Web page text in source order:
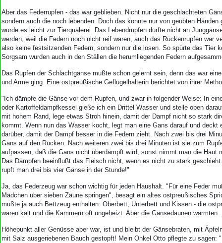
Aber das Federrupfen - das war geblieben. Nicht nur die geschlachteten
sondern auch die noch lebenden. Doch das konnte nur von geübten Händen
wurde es leicht zur Tierquälerei. Das Lebendrupfen durfte nicht an
werden, weil die Federn noch nicht reif waren, auch das Rückenrupfen war
also keine festsitzenden Federn, sondern nur die losen. So spürte das Tier
Sorgsam wurden auch in den Ställen die herumliegenden Federn
Das Rupfen der Schlachtgänse mußte schon gelernt sein, denn das war
und Arme ging. Eine ostpreußische Geflügelhalterin berichtet von ihrer
"Ich dämpfe die Gänse vor dem Rupfen, und zwar in folgender Weise: In
oder Kartoffeldampfkessel gieße ich ein Drittel Wasser und stelle oben
mit hohem Rand, lege etwas Stroh hinein, damit der Dampf nicht so stark
kommt. Wenn nun das Wasser kocht, legt man eine Gans darauf und deckt
darüber, damit der Dampf besser in die Federn zieht. Nach zwei bis drei
Gans auf den Rücken. Nach weiteren zwei bis drei Minuten ist sie zum
aufpassen, daß die Gans nicht überdämpft wird, sonst nimmt man die Haut
Das Dämpfen beeinflußt das Fleisch nicht, wenn es nicht zu stark
rupft man drei bis vier Gänse in der Stunde!"
Ja, das Federzeug war schon wichtig für jeden Haushalt. "Für eine Feder
Mädchen über sieben Zäune springen", besagt ein altes ostpreußisches
mußte ja auch Bettzeug enthalten: Oberbett, Unterbett und Kissen - die
waren kalt und die Kammern oft ungeheizt. Aber die Gänsedaunen wärmten
Höhepunkt aller Genüsse aber war, ist und bleibt der Gänsebraten, mit
mit Salz ausgeriebenen Bauch gestopft! Mein Onkel Otto pflegte zu sagen: